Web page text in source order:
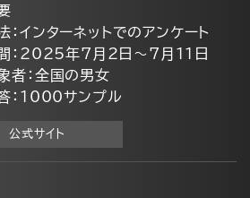
：インターネットでのアンケート
：2025年7月2日～7月11日
者：全国の男女
：1000サンプル
公式サイト